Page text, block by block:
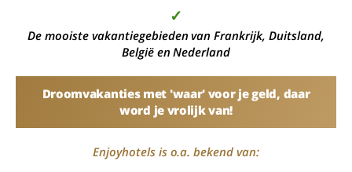
✓
De mooiste vakantiegebieden van Frankrijk, Duitsland,
België en Nederland
Droomvakanties met 'waar' voor je geld, daar
word je vrolijk van!
Enjoyhotels is o.a. bekend van: